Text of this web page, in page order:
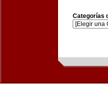
Categorías